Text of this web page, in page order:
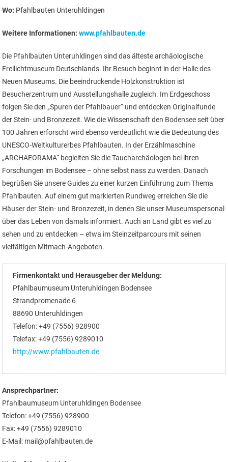
Wo: Pfahlbauten Unteruhldingen
Weitere Informationen: www.pfahlbauten.de
Die Pfahlbauten Unteruhldingen sind das älteste archäologische
Freilichtmuseum Deutschlands. Ihr Besuch beginnt in der Halle des
Neuen Museums. Die beeindruckende Holzkonstruktion ist
Besucherzentrum und Ausstellungshalle zugleich. Im Erdgeschoss
folgen Sie den „Spuren der Pfahlbauer“ und entdecken Originalfunde
der Stein- und Bronzezeit. Wie die Wissenschaft den Bodensee seit über
100 Jahren erforscht wird ebenso verdeutlicht wie die Bedeutung des
UNESCO-Weltkulturerbes Pfahlbauten. In der Erzählmaschine
„ARCHAEORAMA“ begleiten Sie die Taucharchäologen bei ihren
Forschungen im Bodensee – ohne selbst nass zu werden. Danach
begrüßen Sie unsere Guides zu einer kurzen Einführung zum Thema
Pfahlbauten. Auf einem gut markierten Rundweg erreichen Sie die
Häuser der Stein- und Bronzezeit, in denen Sie unser Museumspersonal
über das Leben von damals informiert. Auch an Land gibt es viel zu
sehen und zu entdecken – etwa im Steinzeitparcours mit seinen
vielfältigen Mitmach-Angeboten.
Firmenkontakt und Herausgeber der Meldung:
Pfahlbaumuseum Unteruhldingen Bodensee
Strandpromenade 6
88690 Unteruhldingen
Telefon: +49 (7556) 928900
Telefax: +49 (7556) 9289010
http://www.pfahlbauten.de
Ansprechpartner:
Pfahlbaumuseum Unteruhldingen Bodensee
Telefon: +49 (7556) 928900
Fax: +49 (7556) 9289010
E-Mail: mail@pfahlbauten.de